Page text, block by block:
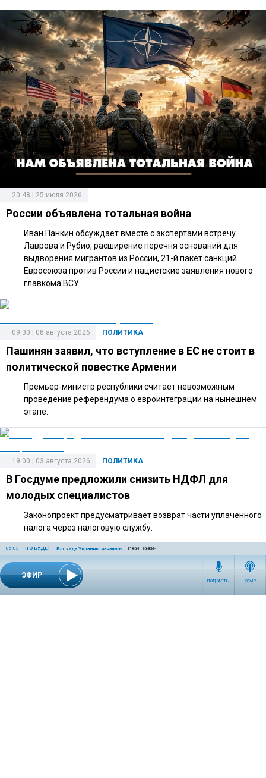
ЭФИР
05:03 | ЧТО БУДЕТ Блокада Украины началась Иван Панкин
ПОДКАСТЫ ЭФИР
20:48 | 25 июля 2026
России объявлена тотальная война
Иван Панкин обсуждает вместе с экспертами встречу
Лаврова и Рубио, расширение перечня оснований для
выдворения мигрантов из России, 21-й пакет санкций
Евросоюза против России и нацистские заявления нового
главкома ВСУ
ПОЛИТИКА
09:30 | 08 августа 2026
Пашинян заявил, что вступление в ЕС не стоит в
политической повестке Армении
Премьер-министр республики считает невозможным
проведение референдума о евроинтеграции на нынешнем
этапе.
ПОЛИТИКА
19:00 | 03 августа 2026
В Госдуме предложили снизить НДФЛ для
молодых специалистов
Законопроект предусматривает возврат части уплаченного
налога через налоговую службу.
17:00 | 28 июля 2026
Роджер Уотерс заявил о сохранении у Запада